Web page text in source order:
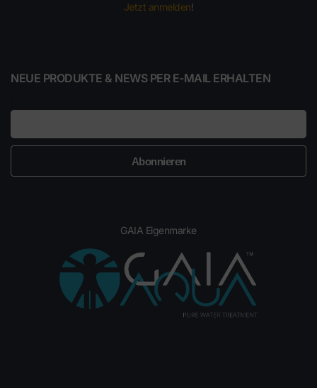
Jetzt anmelden!
NEUE PRODUKTE & NEWS PER E-MAIL ERHALTEN
GAIA Eigenmarke